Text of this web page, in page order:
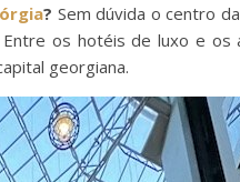
? Sem dúvida o centro
os hotéis de luxo e os
georgiana.